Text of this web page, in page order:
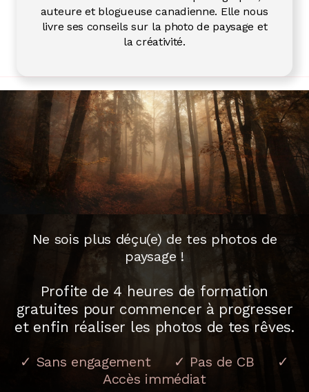
auteure et blogueuse canadienne. Elle nous
livre ses conseils sur la photo de paysage et
la créativité.
Ne sois plus déçu(e) de tes photos de
paysage !
Profite de 4 heures de formation
gratuites pour commencer à progresser
et enfin réaliser les photos de tes rêves.
✓ Sans engagement ✓ Pas de CB ✓
Accès immédiat